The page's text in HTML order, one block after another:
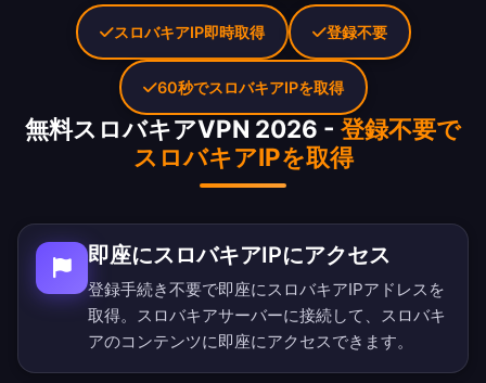
無料スロバキアVPN 2026 - 登録不要で
スロバキアIPを取得
即座にスロバキアIPにアクセス
登録手続き不要で即座にスロバキアIPアドレスを
取得。スロバキアサーバーに接続して、スロバキ
アのコンテンツに即座にアクセスできます。
スロバキアIP即時取得 登録不要
60秒でスロバキアIPを取得